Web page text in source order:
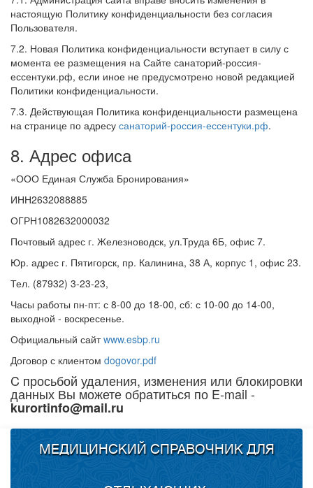
настоящую Политику конфиденциальности без согласия
Пользователя.
7.2. Новая Политика конфиденциальности вступает в силу с
момента ее размещения на Сайте санаторий-россия-
ессентуки.рф, если иное не предусмотрено новой редакцией
Политики конфиденциальности.
7.3. Действующая Политика конфиденциальности размещена
на странице по адресу санаторий-россия-ессентуки.рф.
8. Адрес офиса
«ООО Единая Служба Бронирования»
ИНН2632088885
ОГРН1082632000032
Почтовый адрес г. Железноводск, ул.Труда 6Б, офис 7.
Юр. адрес г. Пятигорск, пр. Калинина, 38 А, корпус 1, офис 23.
Тел. (87932) 3-23-23,
Часы работы пн-пт: с 8-00 до 18-00, сб: с 10-00 до 14-00,
выходной - воскресенье.
Официальный сайтwww.esbp.ru
Договор с клиентом dogovor.pdf
C просьбой удаления, изменения или блокировки
данных Вы можете обратиться по E-mail -
kurortinfo@mail.ru
МЕДИЦИНСКИЙ СПРАВОЧНИК ДЛЯ